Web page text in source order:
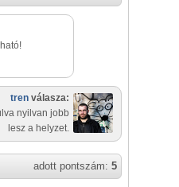
tren válasza:
nyilvan jobb
lesz a helyzet.
adott pontszám: 5